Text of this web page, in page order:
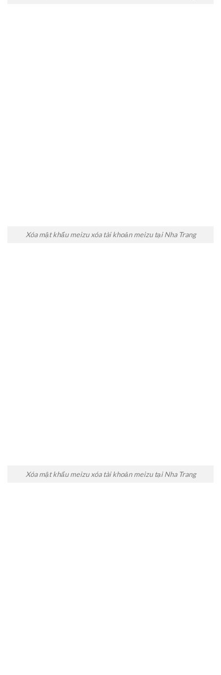
Xóa mật khẩu meizu xóa tài khoản meizu tại Nha Trang
Xóa mật khẩu meizu xóa tài khoản meizu tại Nha Trang